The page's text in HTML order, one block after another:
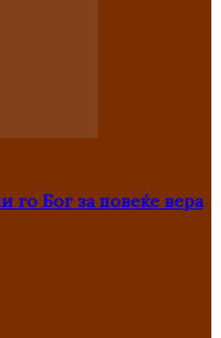
го Бог за повеќе вера